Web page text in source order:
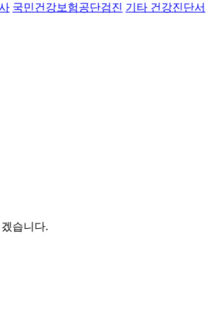
국민건강보험공단검진 기타 건강진단서
습니다.